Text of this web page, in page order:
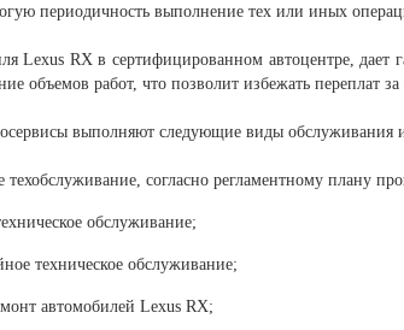
периодичность выполнение тех или иных
Lexus RX в сертифицированном автоцентре,
объемов работ, что позволит избежать переплат
выполняют следующие виды обслуживания
техобслуживание, согласно регламентному плану
обслуживание;
техническое обслуживание;
автомобилей Lexus RX;